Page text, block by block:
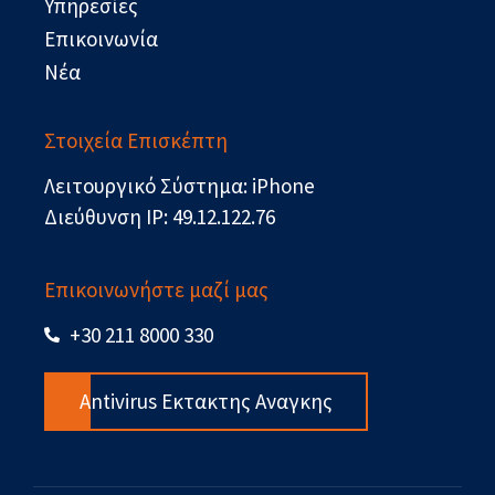
Υπηρεσίες
Επικοινωνία
Νέα
Στοιχεία Επισκέπτη
Λειτουργικό Σύστημα: iPhone
Διεύθυνση IP: 49.12.122.76
Επικοινωνήστε μαζί μας
+30 211 8000 330
Antivirus Εκτακτης Αναγκης